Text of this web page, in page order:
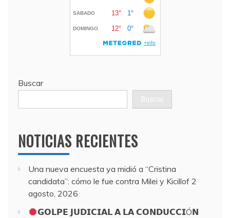
Buscar
Buscar
NOTICIAS RECIENTES
Una nueva encuesta ya midió a “Cristina
candidata”: cómo le fue contra Milei y Kicillof 2
agosto, 2026
𝗚𝗢𝗟𝗣𝗘 𝗝𝗨𝗗𝗜𝗖𝗜𝗔𝗟 𝗔 𝗟𝗔 𝗖𝗢𝗡𝗗𝗨𝗖𝗖𝗜Ó𝗡